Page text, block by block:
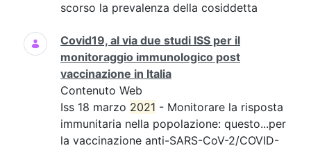
scorso la prevalenza della cosiddetta
Covid19, al via due studi ISS per il
monitoraggio immunologico post
vaccinazione in Italia
Contenuto Web
Iss 18 marzo 2021 - Monitorare la risposta
immunitaria nella popolazione: questo...per
la vaccinazione anti-SARS-CoV-2/COVID-